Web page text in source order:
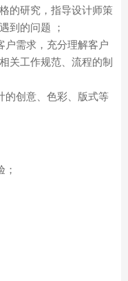
的研究，指导设计师策
到的问题 ；
需求，充分理解客户
关工作规范、流程的制
的创意、色彩、版式等